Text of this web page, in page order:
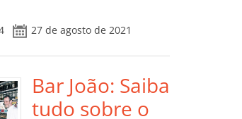
itt
er l s
A
p
p
e
dI
n
gl
e
Cl
a
Li
n
k
27 de agosto de 2021
Bar João: Saiba
tudo sobre o